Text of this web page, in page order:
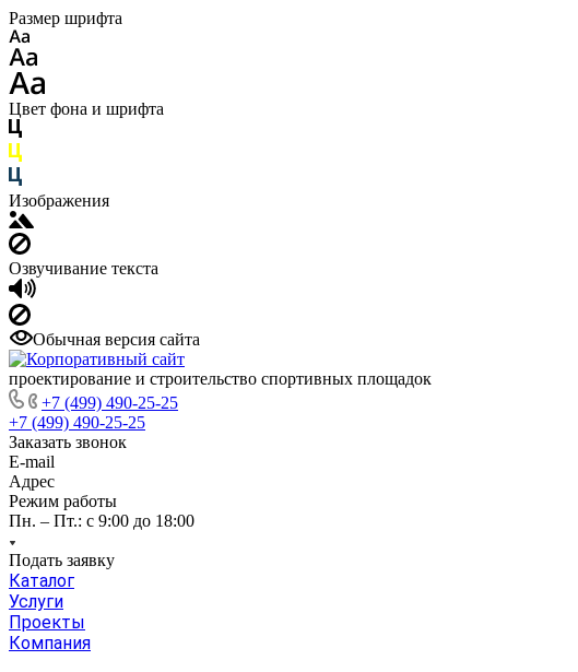
Размер шрифта
Цвет фона и шрифта
Изображения
Озвучивание текста
Обычная версия сайта
проектирование и строительство спортивных площадок
+7 (499) 490-25-25
+7 (499) 490-25-25
Заказать звонок
E-mail
Адрес
Режим работы
Пн. – Пт.: с 9:00 до 18:00
Подать заявку
Каталог
Услуги
Проекты
Компания